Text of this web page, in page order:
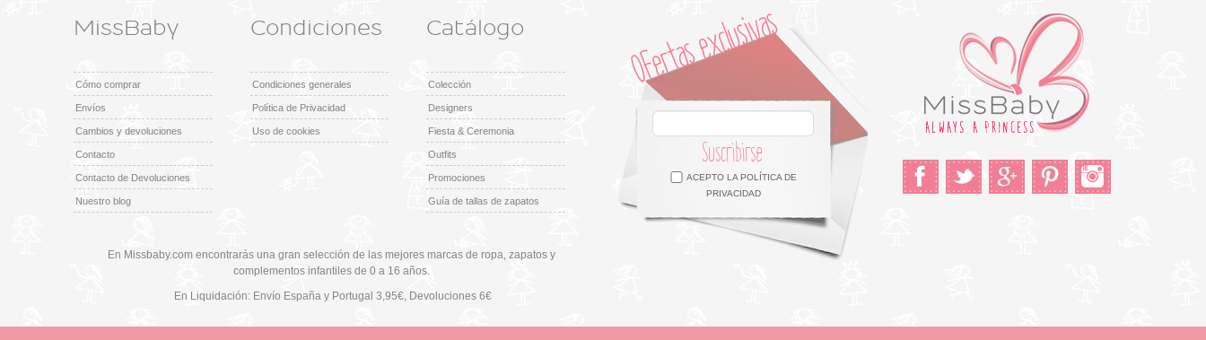
MissBaby
Cómo comprar
Envíos
Cambios y devoluciones
Contacto
Contacto de Devoluciones
Nuestro blog
Condiciones
Condiciones generales
Política de Privacidad
Uso de cookies
Catálogo
Colección
Designers
Fiesta & Ceremonia
Outfits
Promociones
Guía de tallas de zapatos
En Missbaby.com encontrarás una gran selección de las mejores marcas de ropa, zapatos y
complementos infantiles de 0 a 16 años.
En Liquidación: Envío España y Portugal 3,95€, Devoluciones 6€
Suscribirse
ACEPTO LAPOLÍTICA DE
PRIVACIDAD
Facebook Twitter Google +